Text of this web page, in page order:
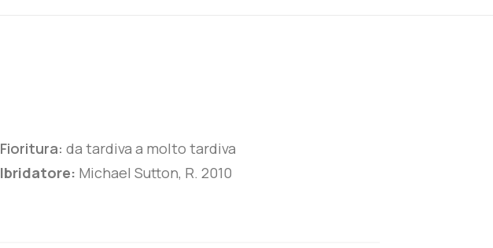
Fioritura: da tardiva a molto tardiva
Ibridatore: Michael Sutton, R. 2010